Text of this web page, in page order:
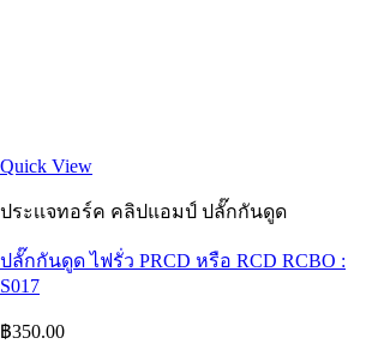
Quick View
ประเเจทอร์ค คลิปแอมป์ ปลั๊กกันดูด
ปลั๊กกันดูด ไฟรั่ว PRCD หรือ RCD RCBO :
S017
฿350.00